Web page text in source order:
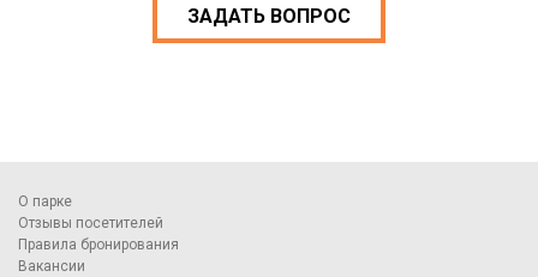
ЗАДАТЬ ВОПРОС
О парке
Отзывы посетителей
Правила бронирования
Вакансии